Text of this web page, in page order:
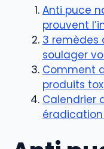
Anti puce
prouvent
3 remèdes
soulager
Comment
produits
Calendrier